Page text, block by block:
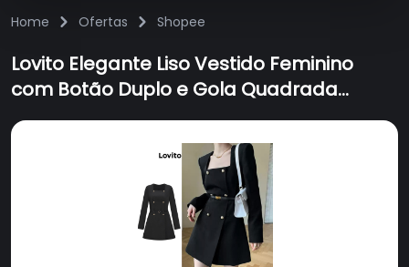
Home Ofertas Shopee
Lovito Elegante Liso Vestido Feminino
com Botão Duplo e Gola Quadrada
L65ED161 (Preto)